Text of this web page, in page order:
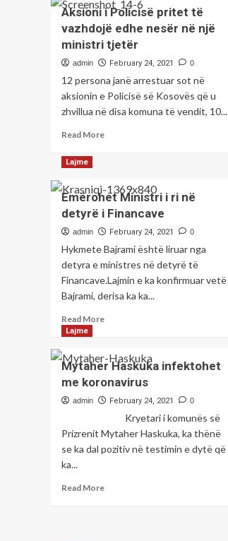
Aksioni i Policisë pritet të
vazhdojë edhe nesër në një
ministri tjetër
admin February 24, 2021 0
12 persona janë arrestuar sot në
aksionin e Policisë së Kosovës që u
zhvillua në disa komuna të vendit, 10...
Read MoreRead
Policisë
pritet
të
edhe
nesër
në
një
tjetër
Lajme
Emërohet Ministri i ri në
detyrë i Financave
admin February 24, 2021 0
Hykmete Bajrami është liruar nga
detyra e ministres në detyrë të
Financave.Lajmin e ka konfirmuar vetë
Bajrami, derisa ka ka...
Read MoreRead
Emërohet
Ministri
i
ri
detyrë
i
Financave
Lajme
Mytaher Haskuka infektohet
me koronavirus
admin February 24, 2021 0
Kryetari i komunës së
Prizrenit Mytaher Haskuka, ka thënë
se ka dal pozitiv në testimin e dytë që
ka...
Read MoreRead